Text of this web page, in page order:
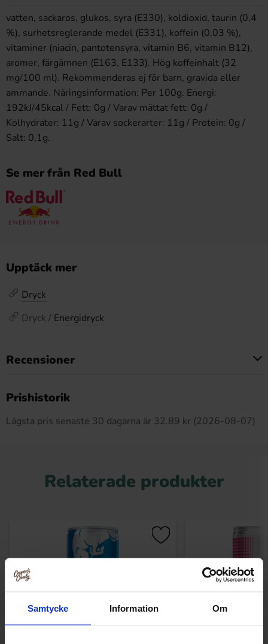
Samtycke Information Om
vatten, sackaros, glukos, syra (E330), koldioxid, taurin (0,4
%), surhetsreglerande medel (E331), koffein (0,03 %),
vitaminer (niacin, pantotensyra, vitamin B6, vitamin B12),
aromer, färgämnen (E163, E133). Hög koffeinhalt (32
mg/100 ml). Rekommenderas ej för barn, gravida eller
ammande. Näringsinformation: Per 100g. Energi:
192kJ/45kcal / Fett: 0g / Varav mättat fett: 0g /
Kolhydrater: 11g / Varav sockerarter: 11g / Protein: 0g /
Salt: 0,1g.
Se mer från Red Bull
Upptäck mer
Dryck
Dryck / Energidryck
Recensioner
Prishistorik
Lägsta pris senaste 30 dagarna är 32.89 kr (2026-08-07)
Relaterade produkter